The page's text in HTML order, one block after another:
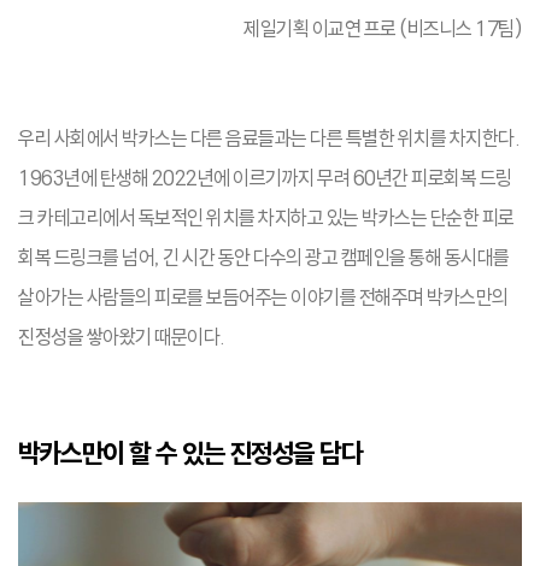
제일기획 이교연 프로 (비즈니스 17팀)
우리 사회에서 박카스는 다른 음료들과는 다른 특별한 위치를 차지한다.
1963년에 탄생해 2022년에 이르기까지 무려 60년간 피로회복 드링
크 카테고리에서 독보적인 위치를 차지하고 있는 박카스는 단순한 피로
회복 드링크를 넘어, 긴 시간 동안 다수의 광고 캠페인을 통해 동시대를
살아가는 사람들의 피로를 보듬어주는 이야기를 전해주며 박카스만의
진정성을 쌓아왔기 때문이다.
박카스만이 할 수 있는 진정성을 담다